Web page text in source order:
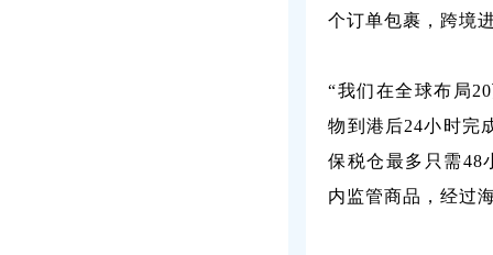
个订单包裹，跨境
“我们在全球布局
物到港后24小时完
保税仓最多只需48
内监管商品，经过